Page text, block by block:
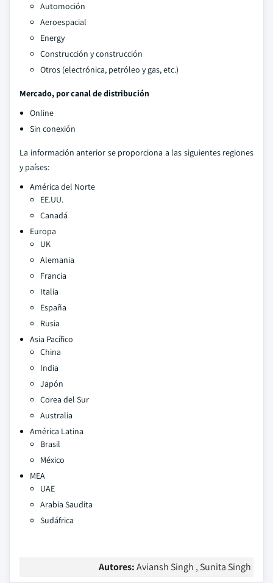
Automoción
Aeroespacial
Energy
Construcción y construcción
Otros (electrónica, petróleo y gas, etc.)
Mercado, por canal de distribución
Online
Sin conexión
La información anterior se proporciona a las siguientes regiones
y países:
América del Norte
EE.UU.
Canadá
Europa
UK
Alemania
Francia
Italia
España
Rusia
Asia Pacífico
China
India
Japón
Corea del Sur
Australia
América Latina
Brasil
México
MEA
UAE
Arabia Saudita
Sudáfrica
Autores:Aviansh Singh , Sunita Singh